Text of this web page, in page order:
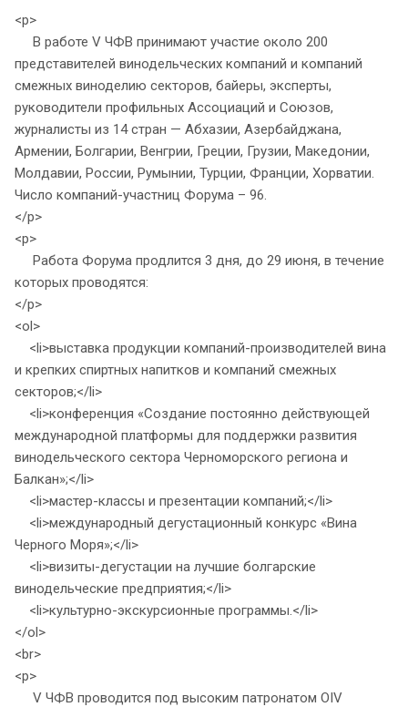
<p>
В работе V ЧФВ принимают участие около 200
представителей винодельческих компаний и компаний
смежных виноделию секторов, байеры, эксперты,
руководители профильных Ассоциаций и Союзов,
журналисты из 14 стран — Абхазии, Азербайджана,
Армении, Болгарии, Венгрии, Греции, Грузии, Македонии,
Молдавии, России, Румынии, Турции, Франции, Хорватии.
Число компаний-участниц Форума – 96.
</p>
<p>
Работа Форума продлится 3 дня, до 29 июня, в течение
которых проводятся:
</p>
<ol>
<li>выставка продукции компаний-производителей вина
и крепких спиртных напитков и компаний смежных
секторов;</li>
<li>конференция «Создание постоянно действующей
международной платформы для поддержки развития
винодельческого сектора Черноморского региона и
Балкан»;</li>
<li>мастер-классы и презентации компаний;</li>
<li>международный дегустационный конкурс «Вина
Черного Моря»;</li>
<li>визиты-дегустации на лучшие болгарские
винодельческие предприятия;</li>
<li>культурно-экскурсионные программы.</li>
</ol>
<br>
<p>
V ЧФВ проводится под высоким патронатом OIV